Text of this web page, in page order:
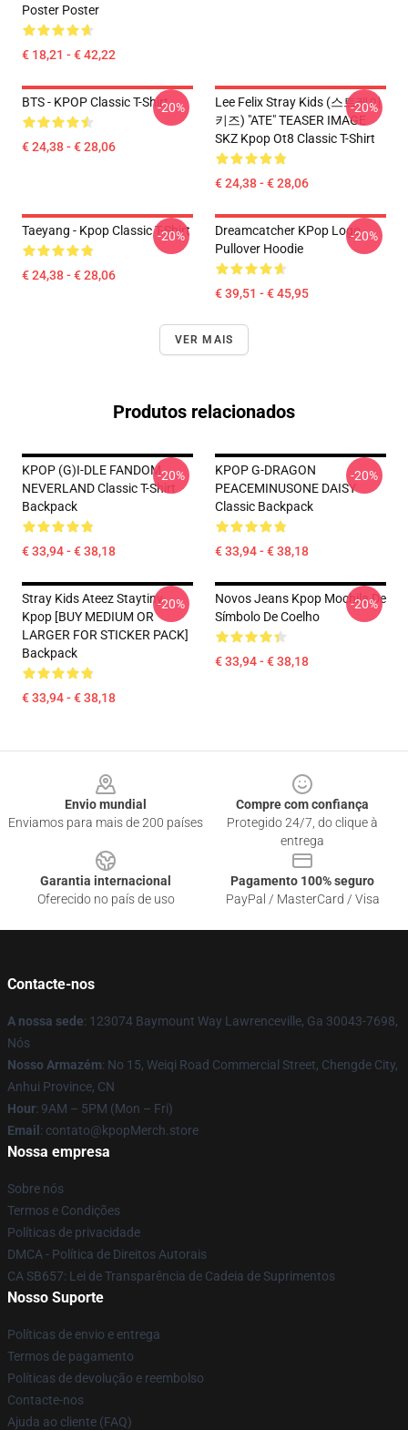
Poster Poster
€ 18,21 - € 42,22
BTS - KPOP Classic T-Shirt
€ 24,38 - € 28,06
-20%
Lee Felix Stray Kids (스트레이
키즈) "ATE" TEASER IMAGE
SKZ Kpop Ot8 Classic T-Shirt
€ 24,38 - € 28,06
-20%
Taeyang - Kpop Classic T-Shirt
€ 24,38 - € 28,06
-20%
Dreamcatcher KPop Logo
Pullover Hoodie
€ 39,51 - € 45,95
-20%
VER MAIS
Produtos relacionados
KPOP (G)I-DLE FANDOM
NEVERLAND Classic T-Shirt
Backpack
€ 33,94 - € 38,18
-20%
KPOP G-DRAGON
PEACEMINUSONE DAISY
Classic Backpack
€ 33,94 - € 38,18
-20%
Stray Kids Ateez Staytiny
Kpop [BUY MEDIUM OR
LARGER FOR STICKER PACK]
Backpack
€ 33,94 - € 38,18
-20%
Novos Jeans Kpop Mochila De
Símbolo De Coelho
€ 33,94 - € 38,18
-20%
Envio mundial
Enviamos para mais de 200 países
Compre com confiança
Protegido 24/7, do clique à
entrega
Garantia internacional
Oferecido no país de uso
Pagamento 100% seguro
PayPal / MasterCard / Visa
Contacte-nos
A nossa sede: 123074 Baymount Way Lawrenceville, Ga 30043-7698,
Nós
Nosso Armazém: No 15, Weiqi Road Commercial Street, Chengde City,
Anhui Province, CN
Hour: 9AM – 5PM (Mon – Fri)
Email : contato@kpopMerch.store
Nossa empresa
Sobre nós
Termos e Condições
Políticas de privacidade
DMCA - Política de Direitos Autorais
CA SB657: Lei de Transparência de Cadeia de Suprimentos
Nosso Suporte
Políticas de envio e entrega
Termos de pagamento
Políticas de devolução e reembolso
Contacte-nos
Ajuda ao cliente (FAQ)